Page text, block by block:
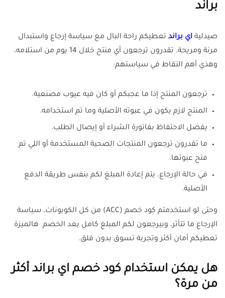
براند
صيدلية اي براند تعطيكم راحة البال مع سياسة إرجاع واستبدال
مرنة ومريحة. تقدرون ترجعون أي منتج خلال 14 يوم من استلامه،
وهذي أهم النقاط في سياستهم:
ترجعون المنتج إذا ما عجبكم أو كان فيه عيوب مصنعية.
المنتج لازم يكون في عبوته الأصلية وما تم استخدامه.
يفضل الاحتفاظ بفاتورة الشراء أو إيصال الطلب.
ما تقدرون ترجعون المنتجات الصحية المستخدمة أو اللي تم
فتح عبوتها.
في حالة الإرجاع، يتم إعادة المبلغ لكم بنفس طريقة الدفع
الأصلية.
وحتى لو استخدمتم كود خصم (ACC) من كل الكوبونات، سياسة
الإرجاع ما تتأثر، وبيرجعون لكم المبلغ كامل بعد الخصم. هالميزة
تعطيكم أمان أكثر وتجربة تسوق بدون قلق.
هل يمكن استخدام كود خصم اي براند أكثر
من مرة؟